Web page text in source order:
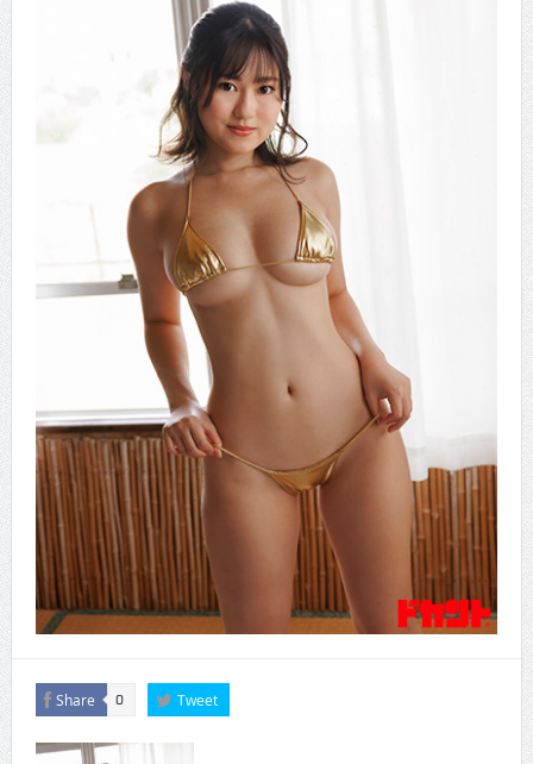
CINEMA×STYLE 286号
CINEMA×STYLE 285号
CINEMA×STYLE 294号
Share 0 Tweet